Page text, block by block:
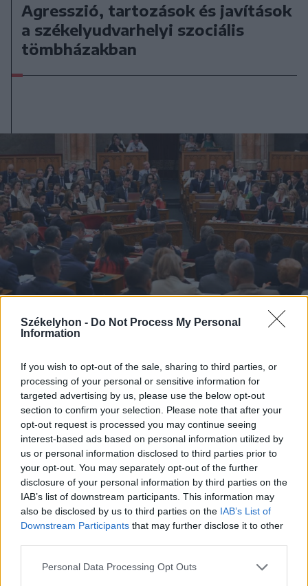
Székelyhon - Do Not Process My Personal
Information
If you wish to opt-out of the sale, sharing to third parties, or
processing of your personal or sensitive information for
targeted advertising by us, please use the below opt-out
section to confirm your selection. Please note that after your
opt-out request is processed you may continue seeing
interest-based ads based on personal information utilized by
us or personal information disclosed to third parties prior to
your opt-out. You may separately opt-out of the further
disclosure of your personal information by third parties on the
IAB’s list of downstream participants. This information may
also be disclosed by us to third parties on the IAB’s List of
Downstream Participants that may further disclose it to other
Personal Data Processing Opt Outs
Agresszió, tartozások és javítások
a székelyudvarhelyi szociális
tömbházakban
2026. augusztus 05., szerda
Kedden választhatják meg
Magyarország új köztársasági
elnökét